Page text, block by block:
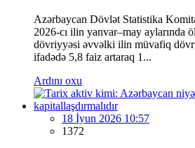
Azərbaycan Dövlət Statistika
2026-cı ilin yanvar–may aylarında
dövriyyəsi əvvəlki ilin müvafiq
ifadədə 5,8 faiz artaraq 1...
Ardını oxu
18 İyun 2026 10:57
1372